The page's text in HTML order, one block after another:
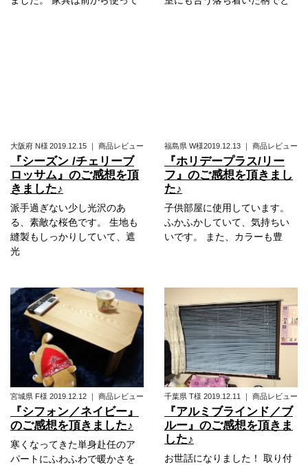
大阪府 N様2019.12.15 ｜ 商品レビュー
『シーズン /チェリーブ
ロッサム』のご感想を頂
きました♪
派手過ぎない少し光沢のあ
る、素敵な桜色です。 生地も
縫製もしっかりしていて、遮
光
福島県 W様2019.12.13 ｜ 商品レビュー
『ホリデープラス/リー
フ』のご感想を頂きまし
た♪
子供部屋に使用しています。
ふかふかしていて、気持ちい
いです。 また、カラーも豊
宮城県 F様 2019.12.12 ｜ 商品レビュー
『シフォン／ネイビー』
のご感想を頂きました♪
寒くなってきた単身赴任のア
パートにふわふわで暖かさを
千葉県 T様 2019.12.11 ｜ 商品レビュー
『アルミブラインド／ブ
ルー』のご感想を頂きま
した♪
お世話になりました！ 取り付